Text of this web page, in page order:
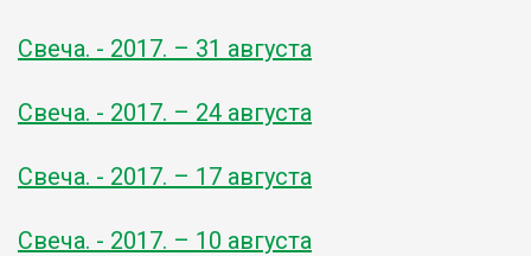
Свеча. - 2017. – 31 августа
Свеча. - 2017. – 24 августа
Свеча. - 2017. – 17 августа
Свеча. - 2017. – 10 августа